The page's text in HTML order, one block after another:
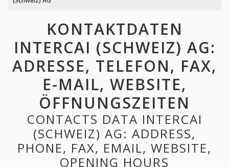
KONTAKTDATEN
INTERCAI (SCHWEIZ) AG:
ADRESSE, TELEFON, FAX,
E-MAIL, WEBSITE,
ÖFFNUNGSZEITEN
CONTACTS DATA INTERCAI
(SCHWEIZ) AG: ADDRESS,
PHONE, FAX, EMAIL, WEBSITE,
OPENING HOURS